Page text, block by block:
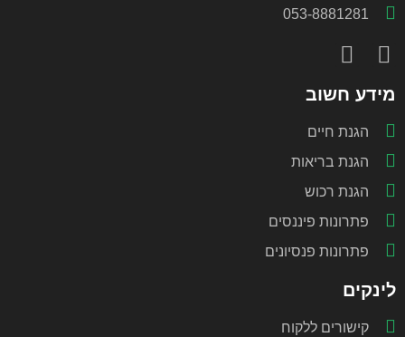
053-8881281
מידע חשוב
הגנת חיים
הגנת בריאות
הגנת רכוש
פתרונות פיננסים
פתרונות פנסיונים
לינקים
קישורים ללקוח